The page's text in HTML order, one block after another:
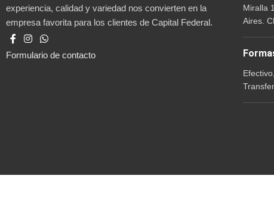
experiencia, calidad y variedad nos convierten en la
empresa favorita para los clientes de Capital Federal.
Formulario de contacto
Miralla
Aires.